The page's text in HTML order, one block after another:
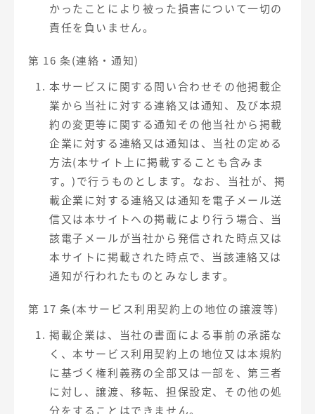
かったことにより被った損害について一切の
責任を負いません。
第 16 条(連絡・通知)
本サービスに関する問い合わせその他掲載企
業から当社に対する連絡又は通知、及び本規
約の変更等に関する通知その他当社から掲載
企業に対する連絡又は通知は、当社の定める
方法(本サイト上に掲載することも含みま
す。)で行うものとします。なお、当社が、掲
載企業に対する連絡又は通知を電子メール送
信又は本サイトへの掲載により行う場合、当
該電子メールが当社から発信された時点又は
本サイトに掲載された時点で、当該連絡又は
通知が行われたものとみなします。
第 17 条(本サービス利用契約上の地位の譲渡等)
掲載企業は、当社の書面による事前の承諾な
く、本サービス利用契約上の地位又は本規約
に基づく権利義務の全部又は一部を、第三者
に対し、譲渡、移転、担保設定、その他の処
分をすることはできません。